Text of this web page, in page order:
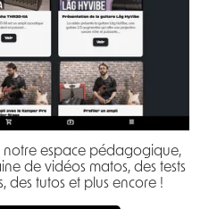
notre espace pédagogique,
de vidéos matos, des tests
des tutos et plus encore !